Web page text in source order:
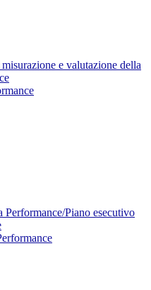
e valutazione della
Performance/Piano esecutivo